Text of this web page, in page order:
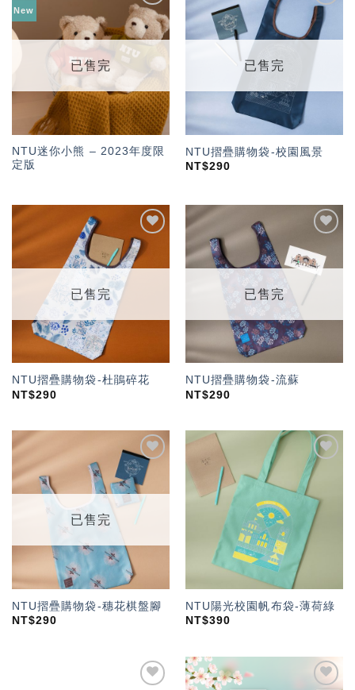
New
加入
「願
望輕
已售完
NTU迷你小熊 – 2023年度限
定版
加入
「願
望輕
已售完
NTU摺疊購物袋-校園風景
NT$290
「願
望輕
已售完
NTU摺疊購物袋-杜鵑碎花
NT$290
「願
望輕
已售完
NTU摺疊購物袋-流蘇
NT$290
加入
「願
望輕
單」
已售完
NTU摺疊購物袋-穗花棋盤腳
NT$290
加入
單」
NTU陽光校園帆布袋-薄荷綠
NT$390